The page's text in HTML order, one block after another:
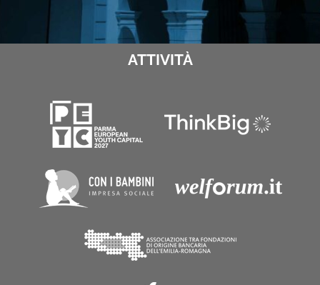
ATTIVITÀ